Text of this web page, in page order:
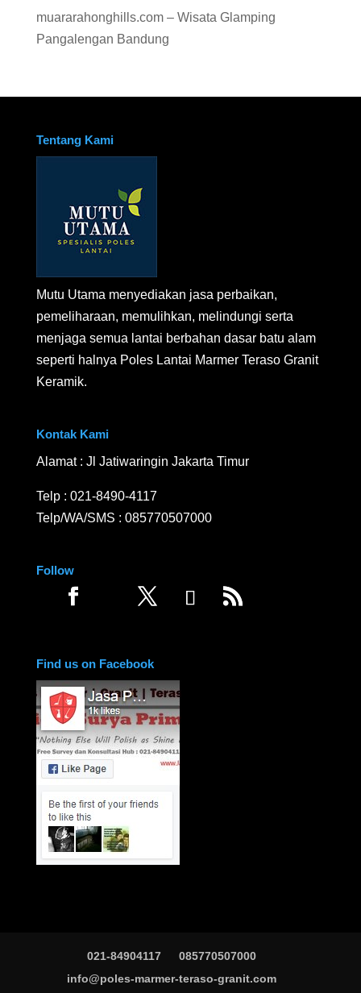
muararahonghills.com – Wisata Glamping
Pangalengan Bandung
Tentang Kami
Mutu Utama menyediakan jasa perbaikan,
pemeliharaan, memulihkan, melindungi serta
menjaga semua lantai berbahan dasar batu alam
seperti halnya Poles Lantai Marmer Teraso Granit
Keramik.
Kontak Kami
Alamat : Jl Jatiwaringin Jakarta Timur
Telp : 021-8490-4117
Telp/WA/SMS : 085770507000
Follow
Find us on Facebook
021-84904117
085770507000
info@poles-marmer-teraso-granit.com